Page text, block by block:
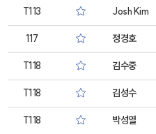
T113 Josh Kim
117 정경호
T118 김수중
T118 김성수
T118 박성열